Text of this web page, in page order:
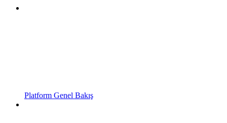
Platform Genel Bakış